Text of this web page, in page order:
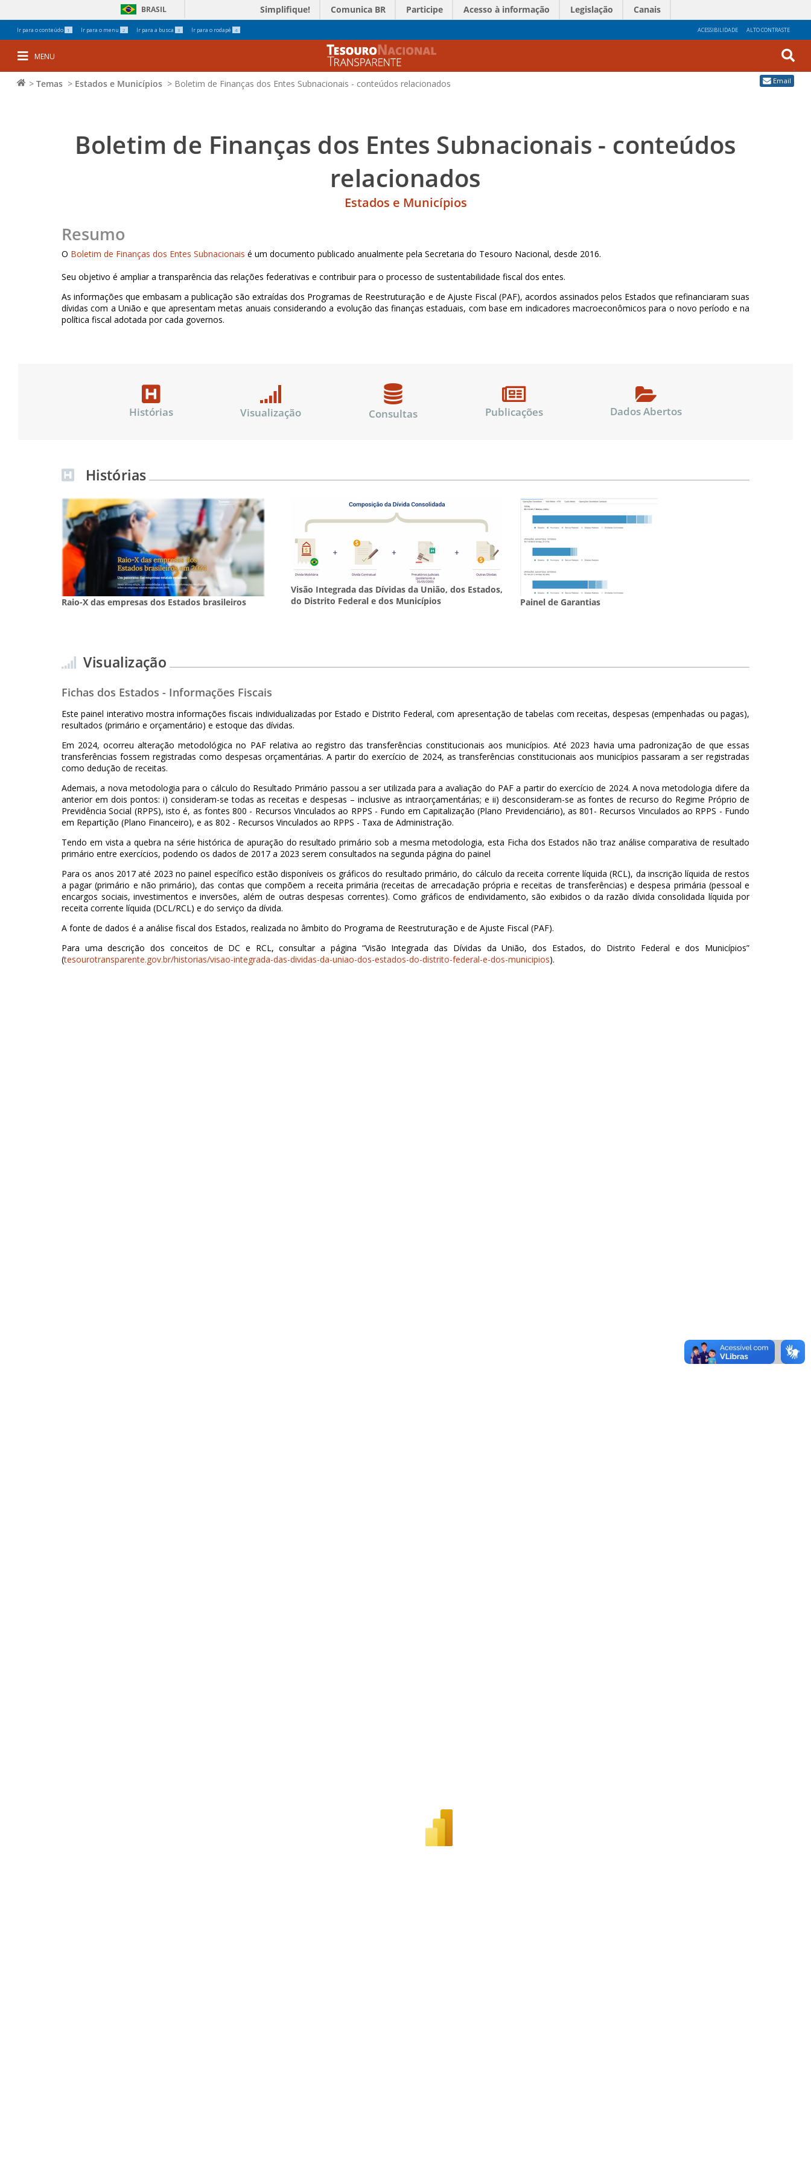
Email
Ir para o conteúdo 1 Ir para o menu 2 Ir para a busca 3 Ir para o rodapé 4 ACESSIBILIDADE ALTO CONTRASTE
BRASIL Simplifique! Comunica BR Participe Acesso à informação Legislação
Canais
MENU
> Temas > Estados e Municípios > Boletim de Finanças dos Entes Subnacionais - conteúdos relacionados
Boletim de Finanças dos Entes Subnacionais - conteúdos
relacionados
Estados e Municípios
Resumo
O Boletim de Finanças dos Entes Subnacionais é um documento publicado anualmente pela Secretaria do Tesouro Nacional, desde 2016.
Seu objetivo é ampliar a transparência das relações federativas e contribuir para o processo de sustentabilidade fiscal dos entes.
As informações que embasam a publicação são extraídas dos Programas de Reestruturação e de Ajuste Fiscal (PAF), acordos assinados pelos Estados que refinanciaram suas
dívidas com a União e que apresentam metas anuais considerando a evolução das finanças estaduais, com base em indicadores macroeconômicos para o novo período e na
política fiscal adotada por cada governos.
Histórias Visualização Consultas Publicações Dados Abertos
Histórias
Raio-X das empresas dos Estados brasileiros
Visão Integrada das Dívidas da União, dos Estados,
do Distrito Federal e dos Municípios
Painel de Garantias
Visualização
Fichas dos Estados - Informações Fiscais
Este painel interativo mostra informações fiscais individualizadas por Estado e Distrito Federal, com apresentação de tabelas com receitas, despesas (empenhadas ou pagas),
resultados (primário e orçamentário) e estoque das dívidas.
Em 2024, ocorreu alteração metodológica no PAF relativa ao registro das transferências constitucionais aos municípios. Até 2023 havia uma padronização de que essas
transferências fossem registradas como despesas orçamentárias. A partir do exercício de 2024, as transferências constitucionais aos municípios passaram a ser registradas
como dedução de receitas.
Ademais, a nova metodologia para o cálculo do Resultado Primário passou a ser utilizada para a avaliação do PAF a partir do exercício de 2024. A nova metodologia difere da
anterior em dois pontos: i) consideram-se todas as receitas e despesas – inclusive as intraorçamentárias; e ii) desconsideram-se as fontes de recurso do Regime Próprio de
Previdência Social (RPPS), isto é, as fontes 800 - Recursos Vinculados ao RPPS - Fundo em Capitalização (Plano Previdenciário), as 801- Recursos Vinculados ao RPPS - Fundo
em Repartição (Plano Financeiro), e as 802 - Recursos Vinculados ao RPPS - Taxa de Administração.
Tendo em vista a quebra na série histórica de apuração do resultado primário sob a mesma metodologia, esta Ficha dos Estados não traz análise comparativa de resultado
primário entre exercícios, podendo os dados de 2017 a 2023 serem consultados na segunda página do painel
Para os anos 2017 até 2023 no painel específico estão disponíveis os gráficos do resultado primário, do cálculo da receita corrente líquida (RCL), da inscrição líquida de restos
a pagar (primário e não primário), das contas que compõem a receita primária (receitas de arrecadação própria e receitas de transferências) e despesa primária (pessoal e
encargos sociais, investimentos e inversões, além de outras despesas correntes). Como gráficos de endividamento, são exibidos o da razão dívida consolidada líquida por
receita corrente líquida (DCL/RCL) e do serviço da dívida.
A fonte de dados é a análise fiscal dos Estados, realizada no âmbito do Programa de Reestruturação e de Ajuste Fiscal (PAF).
Para uma descrição dos conceitos de DC e RCL, consultar a página “Visão Integrada das Dívidas da União, dos Estados, do Distrito Federal e dos Municípios”
(tesourotransparente.gov.br/historias/visao-integrada-das-dividas-da-uniao-dos-estados-do-distrito-federal-e-dos-municipios).